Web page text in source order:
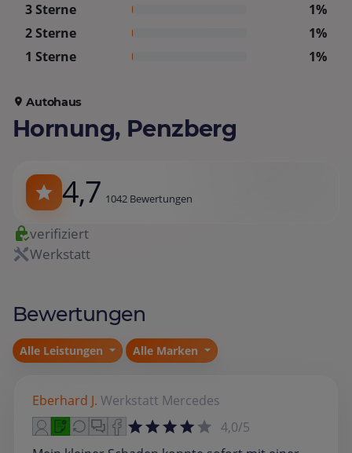
3 Sterne
1%
2 Sterne
1%
1 Sterne
1%
Autohaus
Hornung, Penzberg
4,7 1042 Bewertungen
verifiziert
Werkstatt
Bewertungen
Alle Leistungen Alle Marken
Eberhard J. Werkstatt Mercedes
4,0/5